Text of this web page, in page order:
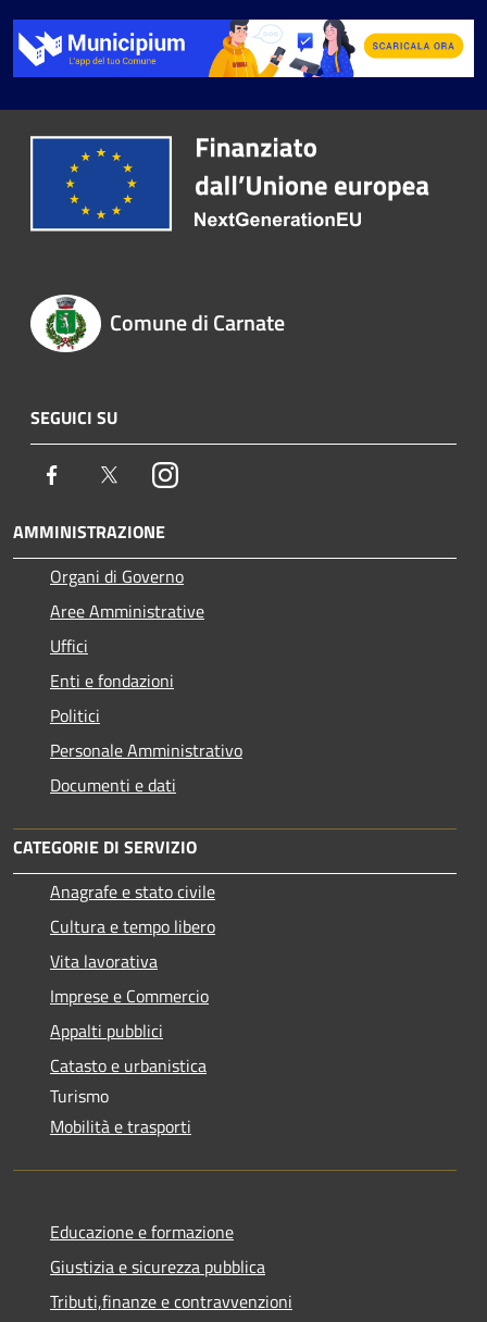
Comune di Carnate
SEGUICI SU
Facebook TwitterInstagram
AMMINISTRAZIONE
Organi di Governo
Aree Amministrative
Uffici
Enti e fondazioni
Politici
Personale Amministrativo
Documenti e dati
CATEGORIE DI SERVIZIO
Anagrafe e stato civile
Cultura e tempo libero
Vita lavorativa
Imprese e Commercio
Appalti pubblici
Catasto e urbanistica
Turismo
Mobilità e trasporti
Educazione e formazione
Giustizia e sicurezza pubblica
Tributi,finanze e contravvenzioni